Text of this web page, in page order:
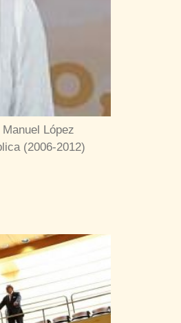
López
(2006-2012)